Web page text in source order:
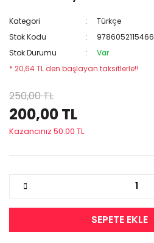
Kategori
Türkçe
Stok Kodu
9786052115466
Stok Durumu
Var
* 20,64 TL den başlayan taksitlerle!!
250,00 TL
200,00 TL
Kazancınız 50.00 TL
SEPETE EKLE